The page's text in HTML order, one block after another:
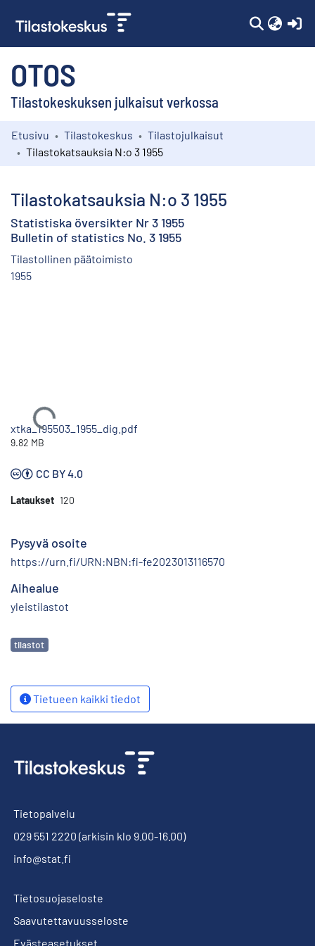
OTOS
Tilastokeskuksen julkaisut verkossa
Kokoelmat
Etusivu Tilastokeskus
Tilastojulkaisut
Tilastokatsauksia N:o 3 1955
Tilastokatsauksia N:o 3 1955
Statistiska översikter Nr 3 1955
Bulletin of statistics No. 3 1955
Tilastollinen päätoimisto
1955
Ladataan...
xtka_195503_1955_dig.pdf
9.82 MB
CC BY 4.0
Lataukset 120
Pysyvä osoite
https://urn.fi/URN:NBN:fi-fe2023013116570
Aihealue
yleistilastot
Avainsanat
tilastot
Tietueen kaikki tiedot
Tietopalvelu
029 551 2220 (arkisin klo 9.00-16.00)
info@stat.fi
Tietosuojaseloste
Saavutettavuusseloste
Evästeasetukset